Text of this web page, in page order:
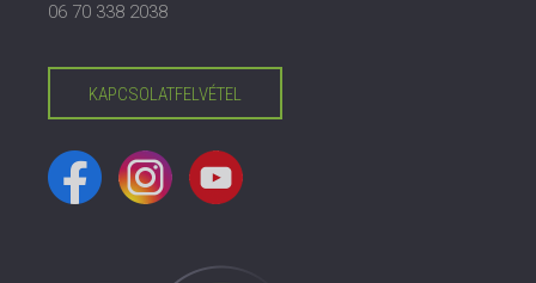
06 70 338 2038
KAPCSOLATFELVÉTEL